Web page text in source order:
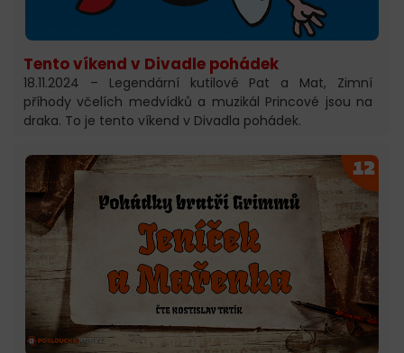
Tento víkend v Divadle pohádek
18.11.2024 – Legendární kutilové Pat a Mat, Zimní
příhody včelích medvídků a muzikál Princové jsou na
draka. To je tento víkend v Divadla pohádek.